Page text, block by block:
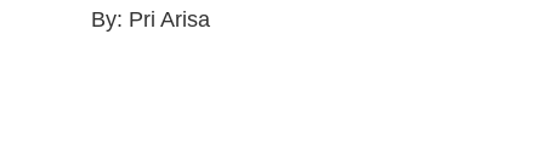
By: Pri Arisa